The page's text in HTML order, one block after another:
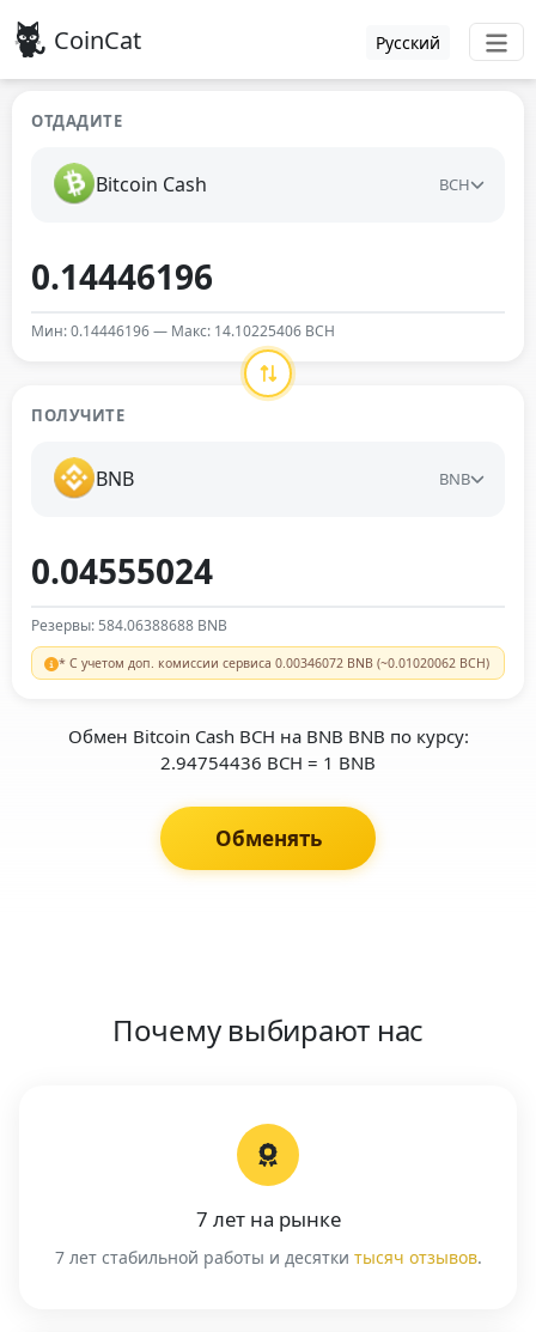
CoinCat Русский
ОТДАДИТЕ
Bitcoin Cash BCH
Мин: 0.14446196 — Макс: 14.10225406 BCH
ПОЛУЧИТЕ
BNB BNB
Резервы: 584.06388688 BNB
* С учетом доп. комиссии сервиса 0.00346072 BNB (~0.01020062 BCH)
Обмен Bitcoin Cash BCH на BNB BNB по курсу:
2.94754436 BCH = 1 BNB
Обменять
Почему выбирают нас
7 лет на рынке
7 лет стабильной работы и десятки тысяч отзывов.